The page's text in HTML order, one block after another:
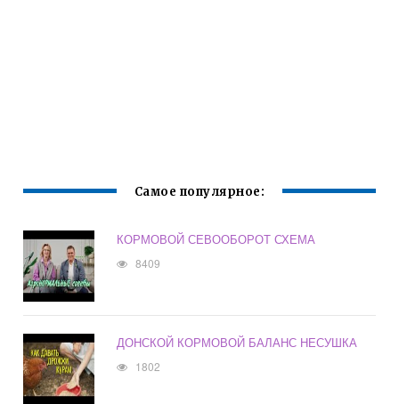
Самое популярное:
КОРМОВОЙ СЕВООБОРОТ СХЕМА
8409
ДОНСКОЙ КОРМОВОЙ БАЛАНС НЕСУШКА
1802